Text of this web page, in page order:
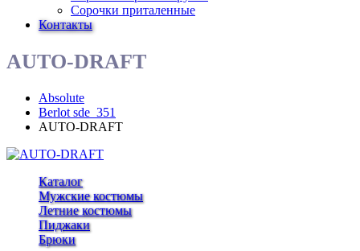
Сорочки приталенные
Контакты
AUTO-DRAFT
Absolute
Berlot sde_351
AUTO-DRAFT
Каталог
Мужские костюмы
Летние костюмы
Пиджаки
Брюки